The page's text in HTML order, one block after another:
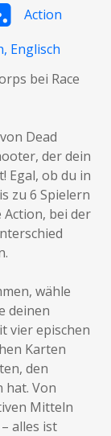
Action
Englisch
bei Race
Dead
der dein
Egal, ob du in
zu 6 Spielern
bei der
wähle
deinen
vier epischen
Karten
den
hat. Von
Mitteln
alles ist